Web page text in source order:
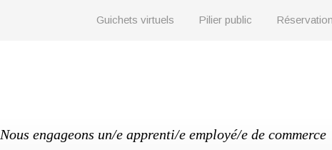
Guichets virtuels Pilier public
Nous engageons un/e apprenti/e employé/e de commerce